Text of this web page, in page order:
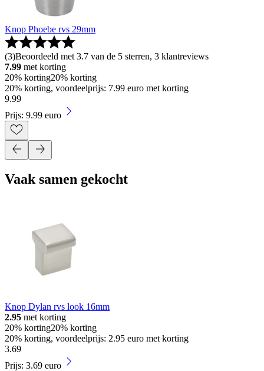
Knop Phoebe rvs 29mm
(3)Beoordeeld met 3.7 van de 5 sterren, 3 klantreviews
7.99 met korting
20% korting20% korting
20% korting, voordeelprijs: 7.99 euro met korting
9.99
Prijs: 9.99 euro
Vaak samen gekocht
Knop Dylan rvs look 16mm
2.95 met korting
20% korting20% korting
20% korting, voordeelprijs: 2.95 euro met korting
3.69
Prijs: 3.69 euro